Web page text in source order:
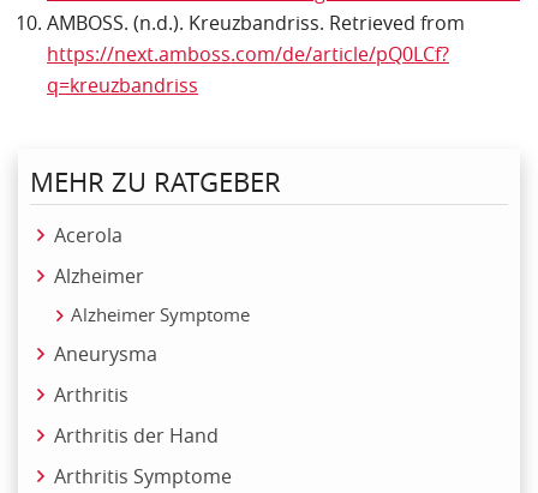
AMBOSS. (n.d.). Kreuzbandriss. Retrieved from
https://next.amboss.com/de/article/pQ0LCf?
q=kreuzbandriss
MEHR ZU RATGEBER
Acerola
Alzheimer
Alzheimer Symptome
Aneurysma
Arthritis
Arthritis der Hand
Arthritis Symptome